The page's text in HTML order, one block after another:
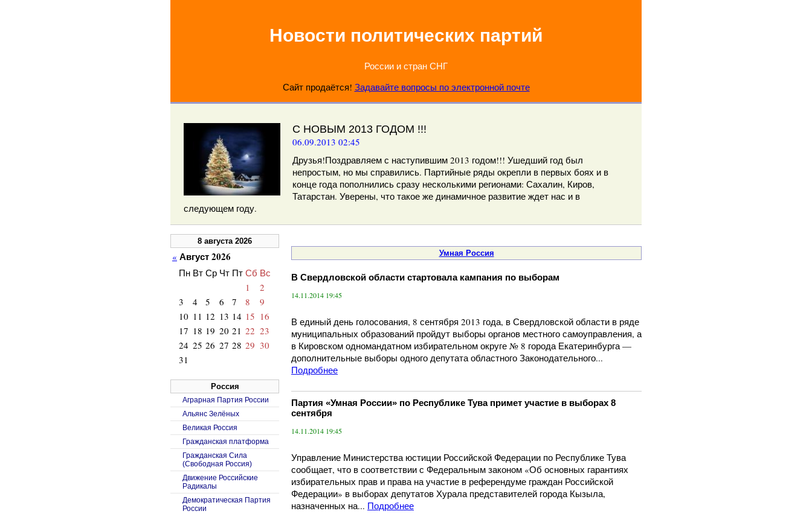
Новости политических партий
России и стран СНГ
Сайт продаётся! Задавайте вопросы по электронной почте
С НОВЫМ 2013 ГОДОМ !!!
06.09.2013 02:45
Друзья!Поздравляем с наступившим 2013 годом!!! Ушедший год был
непростым, но мы справились. Партийные ряды окрепли в первых боях и в
конце года пополнились сразу несколькими регионами: Сахалин, Киров,
Татарстан. Уверены, что такое же динамичное развитие ждет нас и в
следующем году.
Умная Россия
В Свердловской области стартовала кампания по выборам
14.11.2014 19:45
В единый день голосования, 8 сентября 2013 года, в Свердловской области в ряде
муниципальных образований пройдут выборы органов местного самоуправления, а
в Кировском одномандатном избирательном округе № 8 города Екатеринбурга —
дополнительные выборы одного депутата областного Законодательного...
Подробнее
Партия «Умная России» по Республике Тува примет участие в выборах 8
сентября
14.11.2014 19:45
Управление Министерства юстиции Российской Федерации по Республике Тува
сообщает, что в соответствии с Федеральным законом «Об основных гарантиях
избирательных прав и права на участие в референдуме граждан Российской
Федерации» в выборах депутатов Хурала представителей города Кызыла,
назначенных на... Подробнее
8 августа 2026
« Август 2026
Пн Вт Ср Чт Пт Сб Вс
1
2
3
4 5 6 7 8
9
10 11 12 13 14 15 16
17 18 19 20 21 22 23
24 25 26 27 28 29 30
31
Россия
Аграрная Партия России
Альянс Зелёных
Великая Россия
Гражданская платформа
Гражданская Сила
(Свободная Россия)
Движение Российские
Радикалы
Демократическая Партия
России